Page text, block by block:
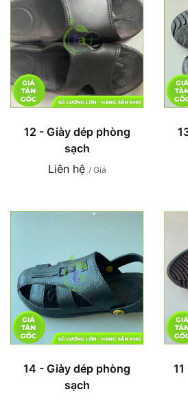
12 - Giày dép phòng
sạch
Liên hệ / Giá
14 - Giày dép phòng
sạch